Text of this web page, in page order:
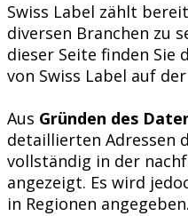
Swiss Label zählt
diversen Branchen zu
dieser Seite finden
von Swiss Label auf
Aus Gründen des
detaillierten Adressen
vollständig in der
angezeigt. Es wird
in Regionen angegeben.